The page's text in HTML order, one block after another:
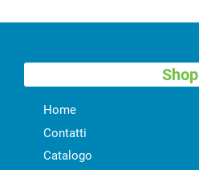
Shop
Home
Contatti
Catalogo